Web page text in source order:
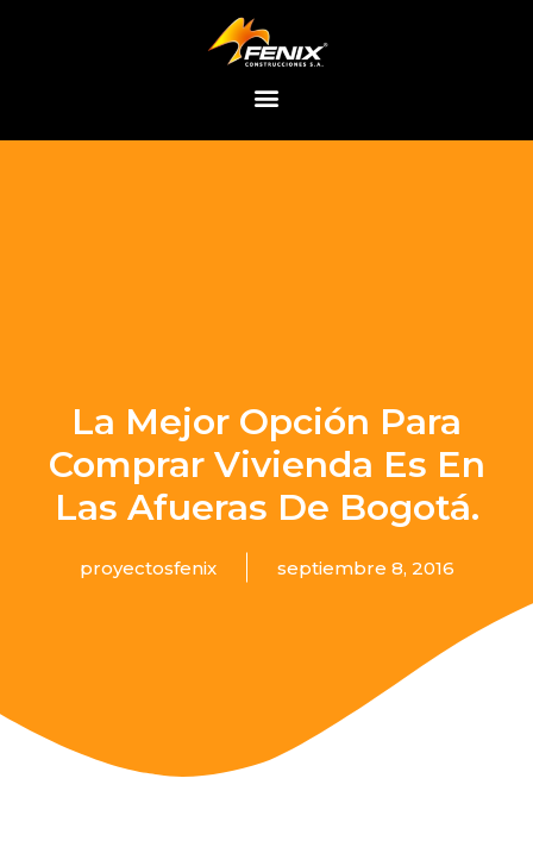
La Mejor Opción Para
Comprar Vivienda Es En
Las Afueras De Bogotá.
proyectosfenix septiembre 8, 2016